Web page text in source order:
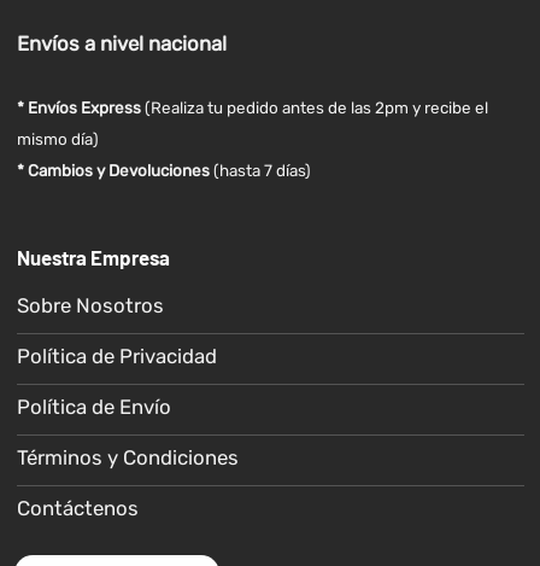
Envíosa nivel nacional
* Envíos Express(Realiza tu pedido antes de las 2pm y recibe el
mismo día)
* Cambios y Devoluciones (hasta 7 días)
Nuestra Empresa
Sobre Nosotros
Política de Privacidad
Política de Envío
Términos y Condiciones
Contáctenos